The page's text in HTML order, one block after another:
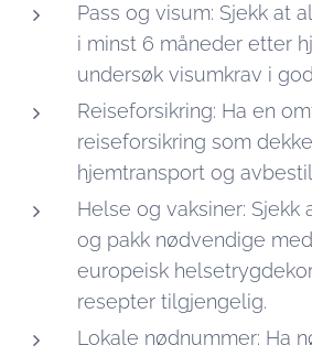
Pass og visum: Sjekk at
i minst 6 måneder etter
undersøk visumkrav i
Reiseforsikring: Ha en
reiseforsikring som
hjemtransport og
Helse og vaksiner: Sjekk
og pakk nødvendige
europeisk
resepter tilgjengelig.
Lokale nødnummer: Ha